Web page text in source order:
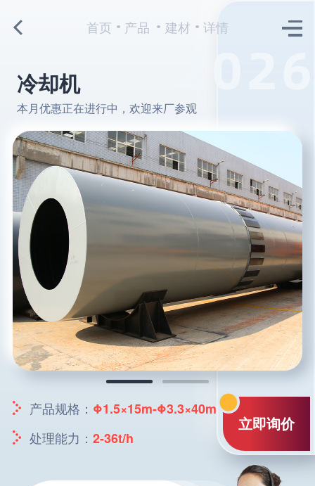
首页 产品 建材 详情
冷却机
本月优惠正在进行中，欢迎来厂参观
产品规格： Φ1.5×15m-Φ3.3×40m
处理能力： 2-36t/h
立即询价